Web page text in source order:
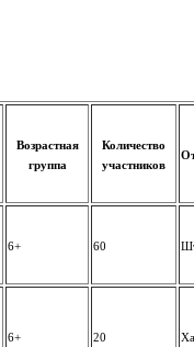
Возрастная
группа
Количество
участников
6+
60
6+ 20